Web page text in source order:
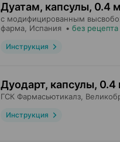
Дуатам, капсулы, 0.4
с модифицированным
фарма , Испания • без рецепта
Инструкция
Дуодарт, капсулы, 0.4
ГСК Фармасьютикалз ,
Инструкция